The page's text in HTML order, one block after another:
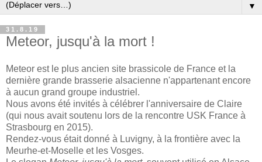
▼
31.8.19
Meteor, jusqu'à la mort !
Meteor est le plus ancien site brassicole de France et la
dernière grande brasserie alsacienne n'appartenant encore
à aucun grand groupe industriel.
Nous avons été invités à célébrer l'anniversaire de Claire
(qui nous avait soutenu lors de la rencontre USK France à
Strasbourg en 2015).
Rendez-vous était donné à Luvigny, à la frontière avec la
Meurhe-et-Moselle et les Vosges.